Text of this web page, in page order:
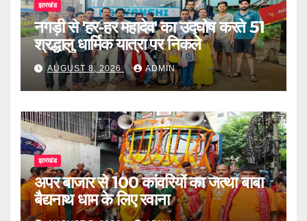
झारखंड
नगड़ी से 'हर-हर महादेव' का उद्घोष करते 51
श्रद्धालु धार्मिक यात्रा पर निकले
AUGUST 8, 2026 ADMIN
झारखंड
अपर बाजार से 100 कांवरियों का जत्था बाबा
बैद्यनाथ धाम के लिए रवाना